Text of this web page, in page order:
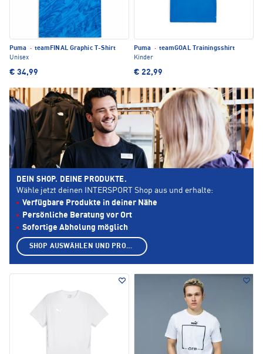
Puma · teamFINAL Graphic T-Shirt
Unisex
€ 34,99
Puma · teamGOAL Trainingsshirt
Kinder
€ 22,99
DEIN SHOP. DEINE PRODUKTE.
Wähle jetzt deinen INTERSPORT Shop aus und erhalte:
Verfügbare Produkte in deiner Nähe
Persönliche Beratung vor Ort
Sofortige Abholung möglich
SHOP AUSWÄHLEN UND PRODUKTE ANZEIGEN